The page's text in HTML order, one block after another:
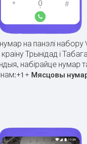
на панэлі набору
Трынідад і
набірайце нумар
+1 + Мясцовы